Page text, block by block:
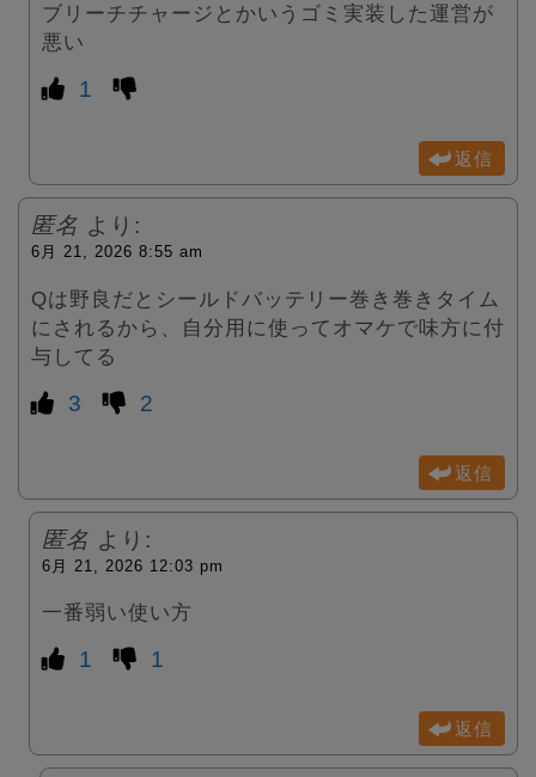
ブリーチチャージとかいうゴミ実装した運営が
悪い
1
返信
匿名 より:
6月 21, 2026 8:55 am
Qは野良だとシールドバッテリー巻き巻きタイム
にされるから、自分用に使ってオマケで味方に付
与してる
3 2
返信
匿名 より:
6月 21, 2026 12:03 pm
一番弱い使い方
1 1
返信